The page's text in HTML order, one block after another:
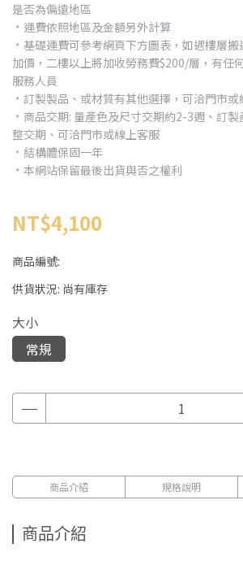
是否為偏遠地區
﹡運費依照地區及金額另外計算
﹡基礎運費可參考網頁下方圖表，如遇樓層
加價，二樓以上將加收勞務費$200/層，有任
服務人員
﹡訂製製品、或材質有其他選擇，可洽門市
﹡商品交期: 量產色及尺寸交期約2-3週、訂
整交期、可洽門市或線上客服
﹡結構體保固一年
﹡本網站保留最後出貨與否之權利
NT$4,100
商品編號:
供貨狀況: 尚有庫存
大小
常規
商品介紹 規格說明
商品介紹